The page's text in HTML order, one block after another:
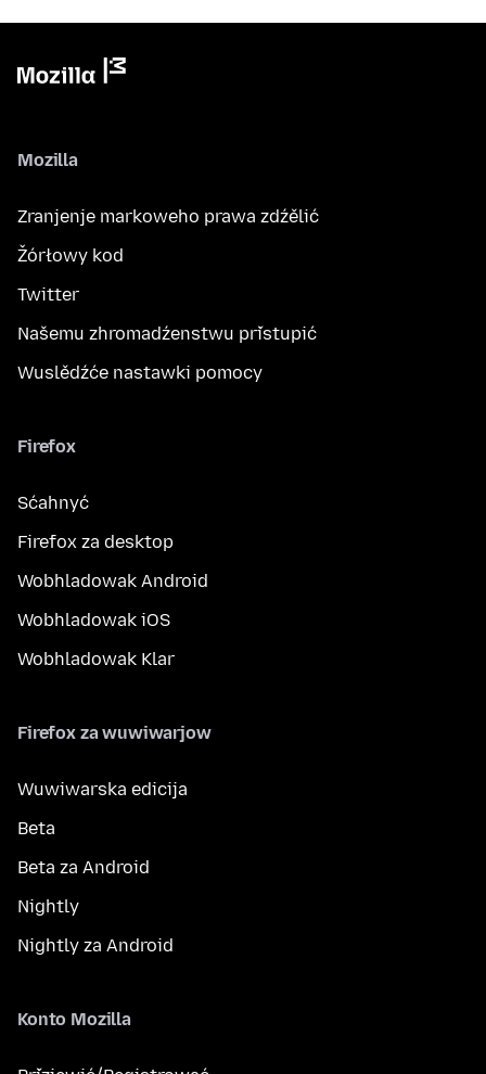
Mozilla
Zranjenje markoweho prawa zdźělić
Žórłowy kod
Twitter
Našemu zhromadźenstwu přistupić
Wuslědźće nastawki pomocy
Firefox
Sćahnyć
Firefox za desktop
Wobhladowak Android
Wobhladowak iOS
Wobhladowak Klar
Firefox za wuwiwarjow
Wuwiwarska edicija
Beta
Beta za Android
Nightly
Nightly za Android
Konto Mozilla